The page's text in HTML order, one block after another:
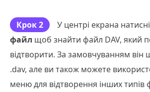
Крок 2 У центрі екрана
файл щоб знайти файл DAV, який
відтворити. За замовчуванням він
.dav, але ви також можете
меню для відтворення інших типів